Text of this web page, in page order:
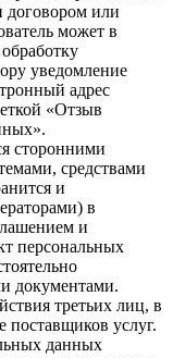
договором или
может в
уведомление
адрес
«Отзыв
сторонними
средствами
и
в
и
персональных
документами.
третьих лиц, в
поставщиков услуг.
данных